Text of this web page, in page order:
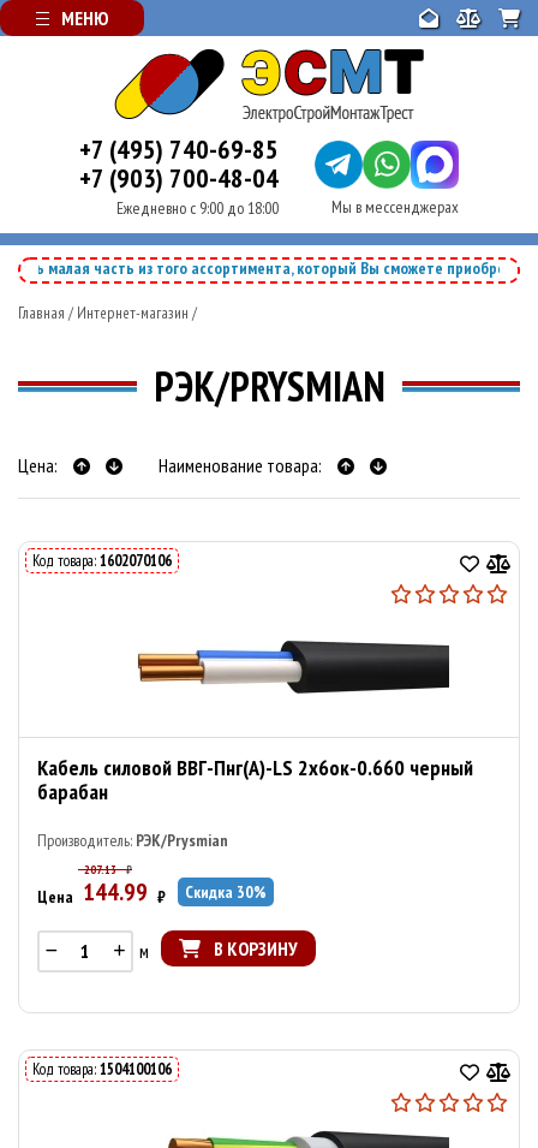
МЕНЮ
+7 (495) 740-69-85
+7 (903) 700-48-04
Ежедневно с 9:00 до 18:00 Мы в мессенджерах
часть из того ассортимента, который Вы сможете приобрести у
Главная / Интернет-магазин /
РЭК/PRYSMIAN
Цена: Наименование товара:
Код товара:1602070106
Кабель силовой ВВГ-Пнг(А)-LS 2х6ок-0.660 черный
барабан
Производитель: РЭК/Prysmian
207.13 ₽
Цена 144.99 ₽ Скидка 30%
м В КОРЗИНУ
Код товара:1504100106